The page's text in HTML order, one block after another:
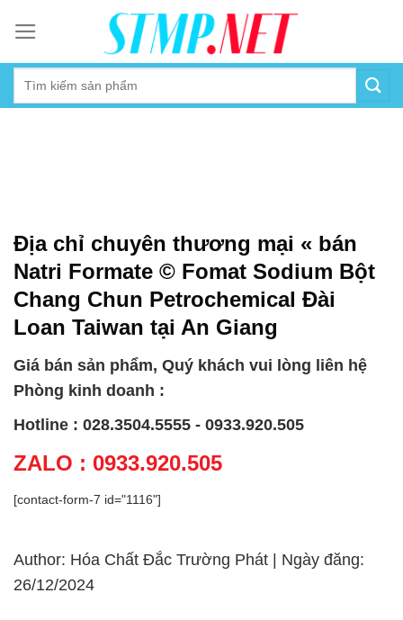
content
Địa chỉ chuyên thương mại « bán
Natri Formate © Fomat Sodium Bột
Chang Chun Petrochemical Đài
Loan Taiwan tại An Giang
Giá bán sản phẩm, Quý khách vui lòng liên hệ
Phòng kinh doanh :
Hotline : 028.3504.5555 - 0933.920.505
ZALO : 0933.920.505
[contact-form-7 id="1116"]
Author: Hóa Chất Đắc Trường Phát | Ngày đăng:
26/12/2024